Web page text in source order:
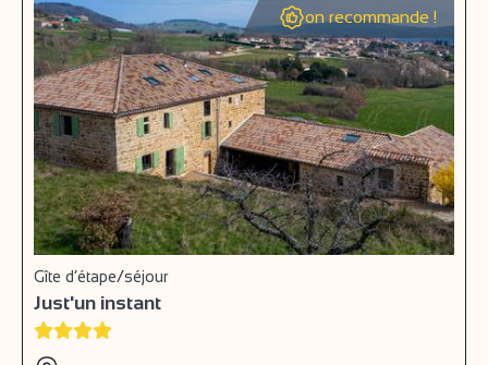
on recommande !
Gîte d’étape/séjour
Just'un instant